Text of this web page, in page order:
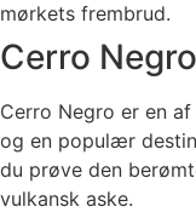
mørkets frembrud.
Cerro Negro
Cerro Negro er en
og en populær
du prøve den
vulkansk aske.